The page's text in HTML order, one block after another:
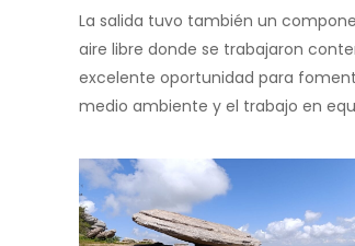
La salida tuvo también un
aire libre donde se trabajaron
excelente oportunidad para
medio ambiente y el trabajo en